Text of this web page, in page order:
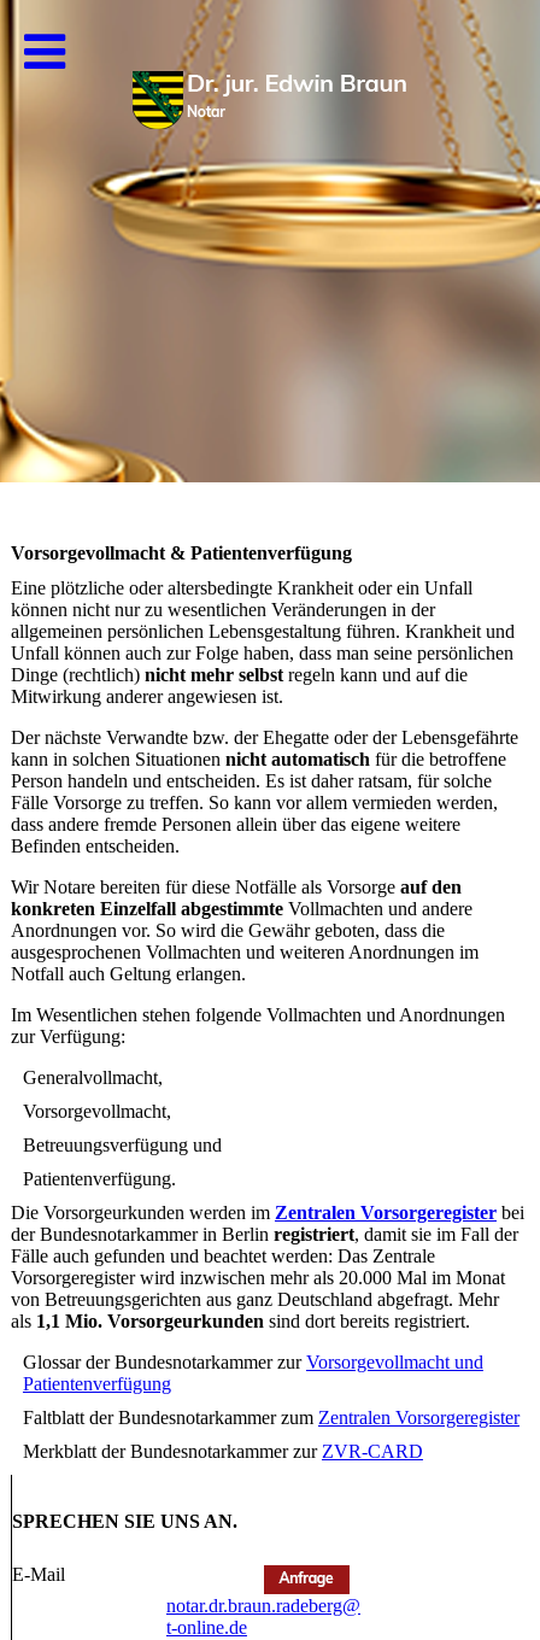
Vorsorgevollmacht & Patientenverfügung
Eine plötzliche oder altersbedingte Krankheit oder ein Unfall
können nicht nur zu wesentlichen Veränderungen in der
allgemeinen persönlichen Lebensgestaltung führen. Krankheit und
Unfall können auch zur Folge haben, dass man seine persönlichen
Dinge (rechtlich) nicht mehr selbstregeln kann und auf die
Mitwirkung anderer angewiesen ist.
Der nächste Verwandte bzw. der Ehegatte oder der Lebensgefährte
kann in solchen Situationen nicht automatisch für die betroffene
Person handeln und entscheiden. Es ist daher ratsam, für solche
Fälle Vorsorge zu treffen. So kann vor allem vermieden werden,
dass andere fremde Personen allein über das eigene weitere
Befinden entscheiden.
Wir Notare bereiten für diese Notfälle als Vorsorge auf den
konkreten Einzelfall abgestimmteVollmachten und andere
Anordnungen vor. So wird die Gewähr geboten, dass die
ausgesprochenen Vollmachten und weiteren Anordnungen im
Notfall auch Geltung erlangen.
Im Wesentlichen stehen folgende Vollmachten und Anordnungen
zur Verfügung:
Generalvollmacht,
Vorsorgevollmacht,
Betreuungsverfügung und
Patientenverfügung.
Die Vorsorgeurkunden werden im Zentralen Vorsorgeregisterbei
der Bundesnotarkammer in Berlin registriert, damit sie im Fall der
Fälle auch gefunden und beachtet werden: Das Zentrale
Vorsorgeregister wird inzwischen mehr als 20.000 Mal im Monat
von Betreuungsgerichten aus ganz Deutschland abgefragt. Mehr
als 1,1 Mio. Vorsorgeurkunden sind dort bereits registriert.
Glossar der Bundesnotarkammer zurVorsorgevollmacht und
Patientenverfügung
Faltblatt der Bundesnotarkammer zum Zentralen Vorsorgeregister
Merkblatt der Bundesnotarkammer zur ZVR-CARD
SPRECHEN SIE UNS AN.
E-Mail
notar.dr.braun.radeberg@
t-online.de